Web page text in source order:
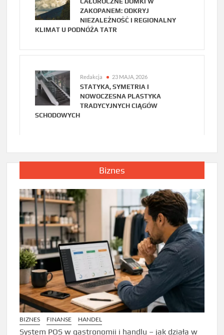
ZAKOPANEM: ODKRYJ
NIEZALEŻNOŚĆ I REGIONALNY
KLIMAT U PODNÓŻA TATR
Redakcja 23 MAJA, 2026
STATYKA, SYMETRIA I
NOWOCZESNA PLASTYKA
TRADYCYJNYCH CIĄGÓW
SCHODOWYCH
Biznes
BIZNES FINANSE HANDEL
System POS w gastronomii i handlu – jak działa w